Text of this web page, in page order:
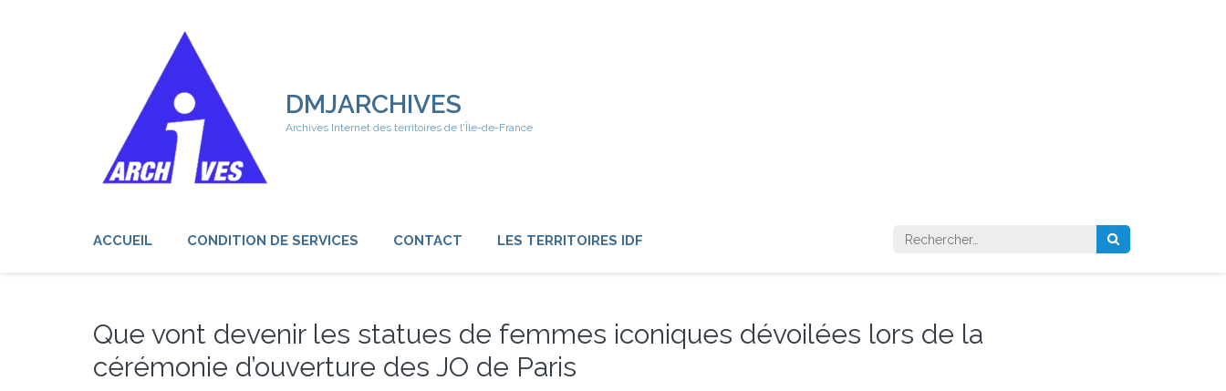
DMJARCHIVES
Archives Internet des territoires de l'Île-de-France
ACCUEIL CONDITION DE SERVICES CONTACT LES TERRITOIRES IDF Rechercher :
Que vont devenir les statues de femmes iconiques dévoilées lors de la
cérémonie d’ouverture des JO de Paris